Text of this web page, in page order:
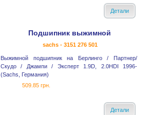
Детали
Подшипник выжимной
sachs - 3151 276 501
Выжимной подшипник на Берлинго / Партнер/
Скудо / Джампи / Эксперт 1.9D, 2.0HDI 1996-
(Sachs, Германия)
509.85 грн.
Детали